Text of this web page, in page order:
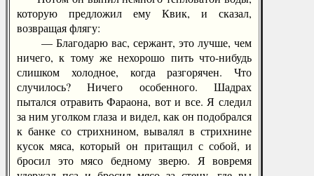
которую предложил ему Квик, и сказал,
возвращая флягу:
— Благодарю вас, сержант, это лучше, чем
ничего, к тому же нехорошо пить что-нибудь
слишком холодное, когда разгорячен. Что
случилось? Ничего особенного. Шадрах
пытался отравить Фараона, вот и все. Я следил
за ним уголком глаза и видел, как он подобрался
к банке со стрихнином, вывалял в стрихнине
кусок мяса, который он притащил с собой, и
бросил это мясо бедному зверю. Я вовремя